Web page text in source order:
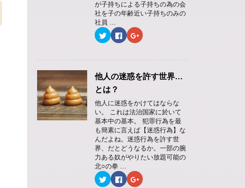
が子持ちによる子持ちの為の会
社を子の年齢近い子持ちのみの
社員 ...
ク
リ
w
t
t
e
r
で
共
有
(
新
し
い
ウ
ィ
ン
ド
ウ
で
F
a
k
で
す
る
に
は
ク
リ
ッ
ク
し
て
く
さ
い
(
ク
リ
o
o
e
+
で
共
有
(
新
し
い
ウ
ィ
ド
ウ
で
他人の迷惑を許す世界…
とは？
他人に迷惑をかけてはならな
い。 これは法治国家に於いて
基本中の基本。 犯罪行為を最
も簡素に言えば【迷惑行為】な
んだよね。迷惑行為を許す世
界、だとどうなるか。一部の腕
力ある奴がやりたい放題可能の
北○の拳 ...
ク
リ
F
a
ク
リ